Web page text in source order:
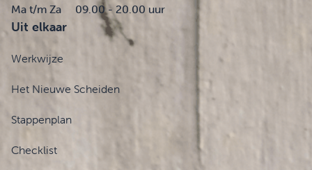
Ma t/m Za 09.00 - 20.00 uur
Uit elkaar
Werkwijze
Het Nieuwe Scheiden
Stappenplan
Checklist